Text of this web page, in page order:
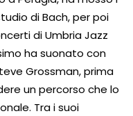
di Bach, per poi
di Umbria Jazz
ha suonato con
Grossman, prima
un percorso che lo
Tra i suoi